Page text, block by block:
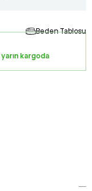
Beden Tablosu
yarın kargoda